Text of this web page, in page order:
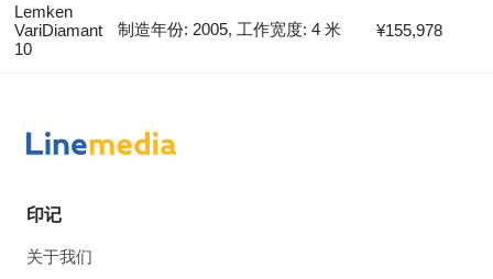
Lemken
VariDiamant
10
制造年份: 2005, 工作宽度: 4 米 ¥155,978
印记
关于我们